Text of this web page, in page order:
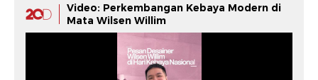
Video: Perkembangan Kebaya Modern di
Mata Wilsen Willim